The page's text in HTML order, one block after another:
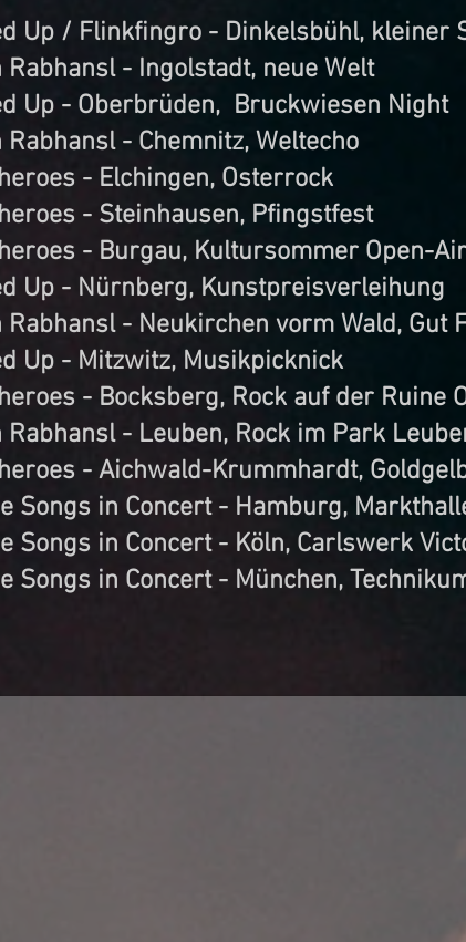
Up / Flinkfingro - Dinkelsbühl, kleiner
- Ingolstadt, neue Welt
Up - Oberbrüden, Bruckwiesen Night
- Chemnitz, Weltecho
- Elchingen, Osterrock
- Steinhausen, Pfingstfest
- Burgau, Kultursommer Open-Air
Up - Nürnberg, Kunstpreisverleihung
- Neukirchen vorm Wald, Gut
Up - Mitzwitz, Musikpicknick
- Bocksberg, Rock auf der Ruine
- Leuben, Rock im Park
- Aichwald-Krummhardt,
Songs in Concert - Hamburg,
Songs in Concert - Köln, Carlswerk
Songs in Concert - München,